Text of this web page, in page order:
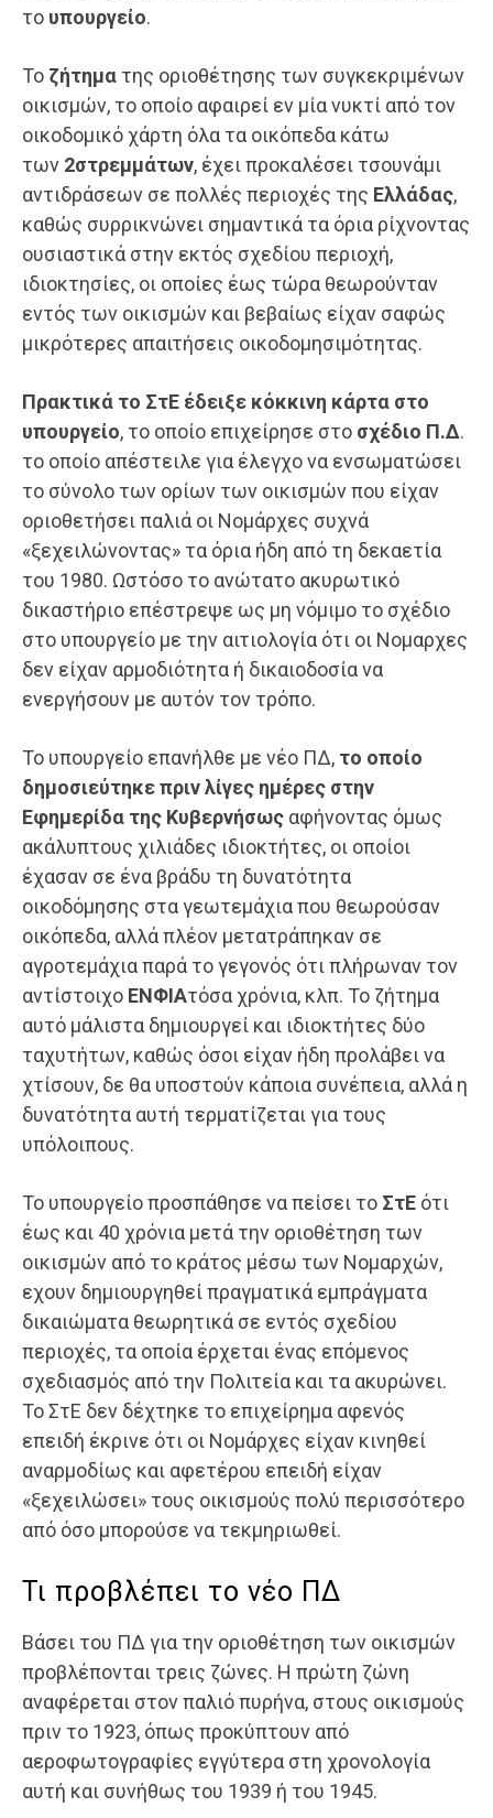
το υπουργείο.
Το ζήτημα της οριοθέτησης των συγκεκριμένων
οικισμών, το οποίο αφαιρεί εν μία νυκτί από τον
οικοδομικό χάρτη όλα τα οικόπεδα κάτω
των 2στρεμμάτων, έχει προκαλέσει τσουνάμι
αντιδράσεων σε πολλές περιοχές της Ελλάδας,
καθώς συρρικνώνει σημαντικά τα όρια ρίχνοντας
ουσιαστικά στην εκτός σχεδίου περιοχή,
ιδιοκτησίες, οι οποίες έως τώρα θεωρούνταν
εντός των οικισμών και βεβαίως είχαν σαφώς
μικρότερες απαιτήσεις οικοδομησιμότητας.
Πρακτικά το ΣτΕ έδειξε κόκκινη κάρτα στο
υπουργείο, το οποίο επιχείρησε στο σχέδιο Π.Δ.
το οποίο απέστειλε για έλεγχο να ενσωματώσει
το σύνολο των ορίων των οικισμών που είχαν
οριοθετήσει παλιά οι Νομάρχες συχνά
«ξεχειλώνοντας» τα όρια ήδη από τη δεκαετία
του 1980. Ωστόσο το ανώτατο ακυρωτικό
δικαστήριο επέστρεψε ως μη νόμιμο το σχέδιο
στο υπουργείο με την αιτιολογία ότι οι Νομαρχες
δεν είχαν αρμοδιότητα ή δικαιοδοσία να
ενεργήσουν με αυτόν τον τρόπο.
Το υπουργείο επανήλθε με νέο ΠΔ, το οποίο
δημοσιεύτηκε πριν λίγες ημέρες στην
Εφημερίδα της Κυβερνήσως αφήνοντας όμως
ακάλυπτους χιλιάδες ιδιοκτήτες, οι οποίοι
έχασαν σε ένα βράδυ τη δυνατότητα
οικοδόμησης στα γεωτεμάχια που θεωρούσαν
οικόπεδα, αλλά πλέον μετατράπηκαν σε
αγροτεμάχια παρά το γεγονός ότι πλήρωναν τον
αντίστοιχο ΕΝΦΙΑτόσα χρόνια, κλπ. Το ζήτημα
αυτό μάλιστα δημιουργεί και ιδιοκτήτες δύο
ταχυτήτων, καθώς όσοι είχαν ήδη προλάβει να
χτίσουν, δε θα υποστούν κάποια συνέπεια, αλλά η
δυνατότητα αυτή τερματίζεται για τους
υπόλοιπους.
Το υπουργείο προσπάθησε να πείσει το ΣτΕ ότι
έως και 40 χρόνια μετά την οριοθέτηση των
οικισμών από το κράτος μέσω των Νομαρχών,
εχουν δημιουργηθεί πραγματικά εμπράγματα
δικαιώματα θεωρητικά σε εντός σχεδίου
περιοχές, τα οποία έρχεται ένας επόμενος
σχεδιασμός από την Πολιτεία και τα ακυρώνει.
Το ΣτΕ δεν δέχτηκε το επιχείρημα αφενός
επειδή έκρινε ότι οι Νομάρχες είχαν κινηθεί
αναρμοδίως και αφετέρου επειδή είχαν
«ξεχειλώσει» τους οικισμούς πολύ περισσότερο
από όσο μπορούσε να τεκμηριωθεί.
Τι προβλέπει το νέο ΠΔ
Βάσει του ΠΔ για την οριοθέτηση των οικισμών
προβλέπονται τρεις ζώνες. Η πρώτη ζώνη
αναφέρεται στον παλιό πυρήνα, στους οικισμούς
πριν το 1923, όπως προκύπτουν από
αεροφωτογραφίες εγγύτερα στη χρονολογία
αυτή και συνήθως του 1939 ή του 1945.